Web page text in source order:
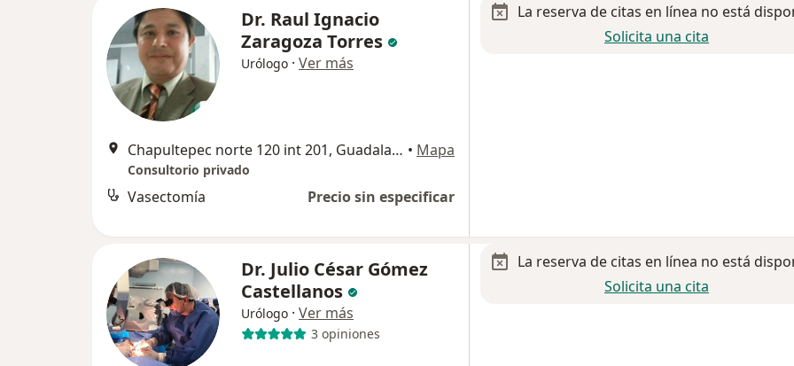
Dr. Raul Ignacio
Zaragoza Torres
Urólogo · Ver más
Chapultepec norte 120 int 201, Guadalajara • Mapa
Consultorio privado
Vasectomía Precio sin especificar
La reserva de citas en línea no está
Solicita una cita
Dr. Julio César Gómez
Castellanos
Urólogo · Ver más
3 opiniones
La reserva de citas en línea no está
Solicita una cita